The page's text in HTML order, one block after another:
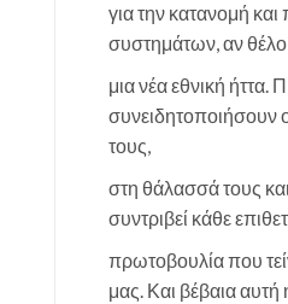
για την κατανομή
συστημάτων, αν
μια νέα εθνική ήττα.
συνειδητοποιήσουν
τους,
στη θάλασσά τους και
συντριβεί κάθε
πρωτοβουλία που
μας. Και βέβαια αυτή